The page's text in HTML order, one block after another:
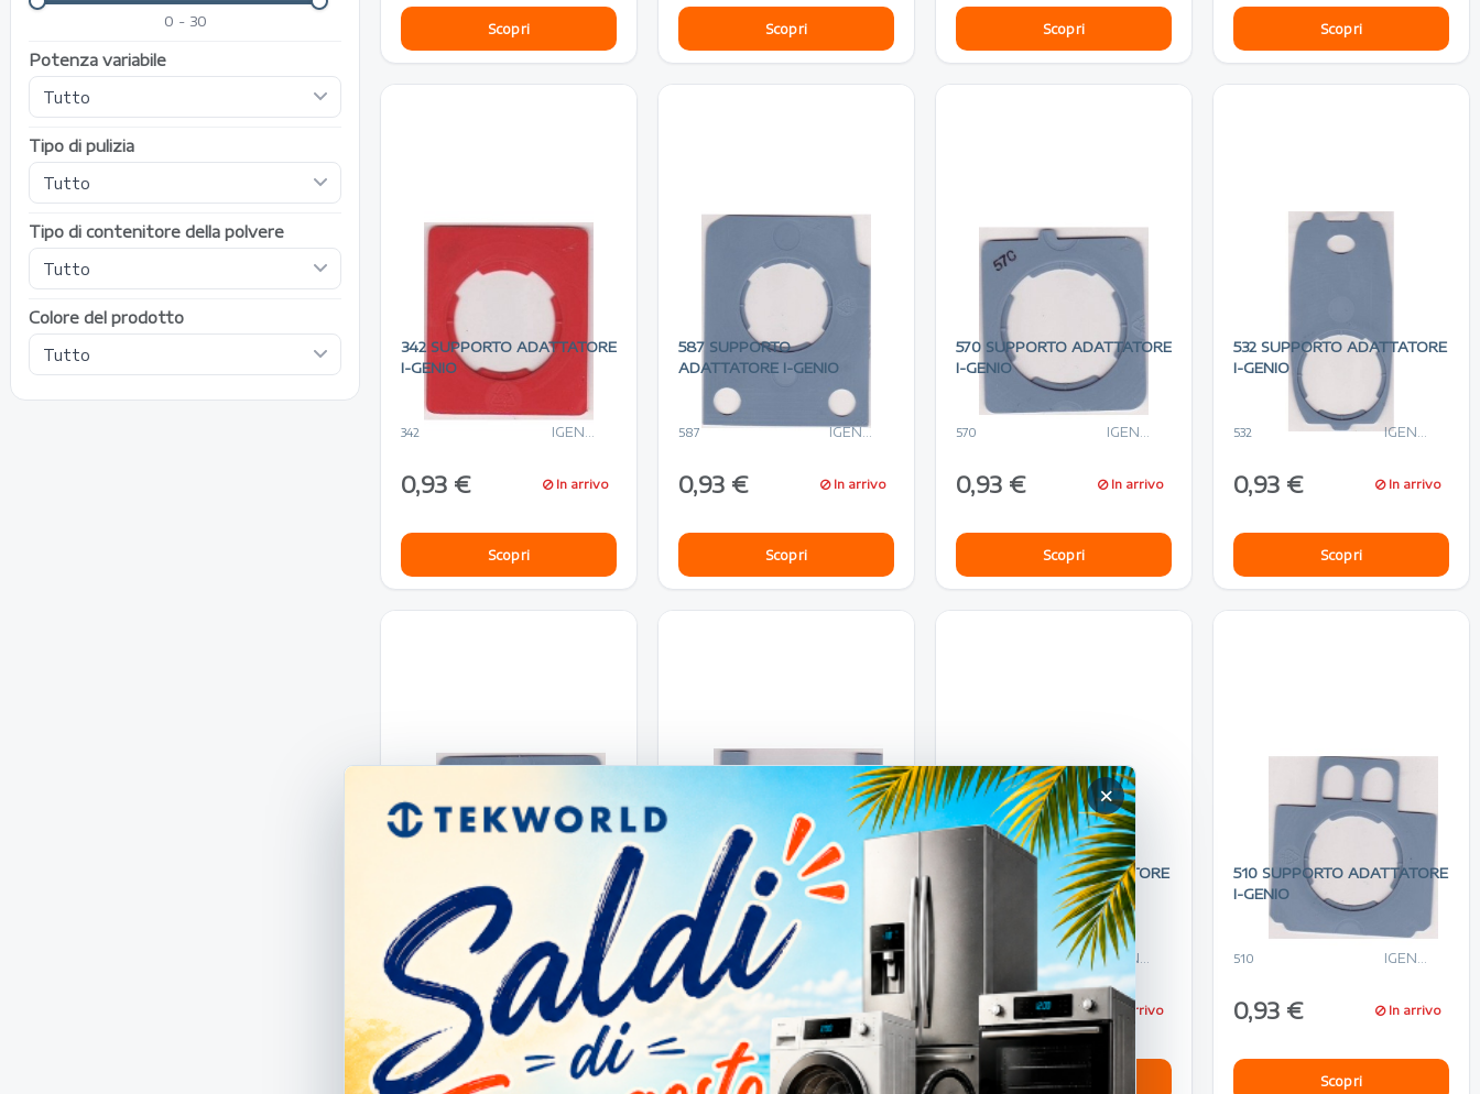
Scopri Scopri Scopri Scopri
342 SUPPORTO ADATTATORE
I-GENIO
342 IGENIO
0,93 € In arrivo
Scopri
587 SUPPORTO
ADATTATORE I-GENIO
587 IGENIO
0,93 € In arrivo
Scopri
570 SUPPORTO ADATTATORE
I-GENIO
570 IGENIO
0,93 € In arrivo
Scopri
532 SUPPORTO ADATTATORE
I-GENIO
532 IGENIO
0,93 € In arrivo
Scopri
529 SUPPORTO ADATTATORE
I-GENIO
529 IGENIO
0,93 € In arrivo
Scopri
659 SUPPORTO
ADATTATORE I-GENIO
659 IGENIO
0,93 € In arrivo
Scopri
522 SUPPORTO ADATTATORE
IGENIO
0,93 € In arrivo
510 SUPPORTO ADATTATORE
I-GENIO
510 IGENIO
0,93 € In arrivo
Scopri
Severin
0 - 30
Potenza variabile
Tipo di pulizia
Tipo di contenitore della polvere
Colore del prodotto
×